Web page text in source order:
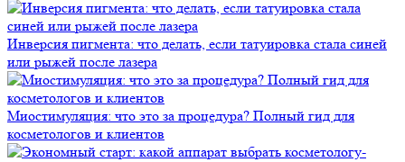
Инверсия пигмента: что делать, если татуировка стала синей
или рыжей после лазера
Миостимуляция: что это за процедура? Полный гид для
косметологов и клиентов